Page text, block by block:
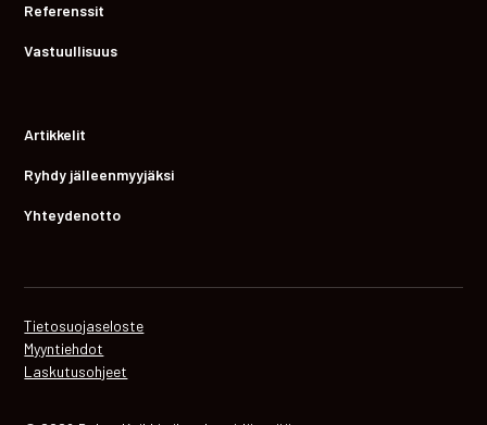
Referenssit
Vastuullisuus
Artikkelit
Ryhdy jälleenmyyjäksi
Yhteydenotto
Tietosuojaseloste
Myyntiehdot
Laskutusohjeet